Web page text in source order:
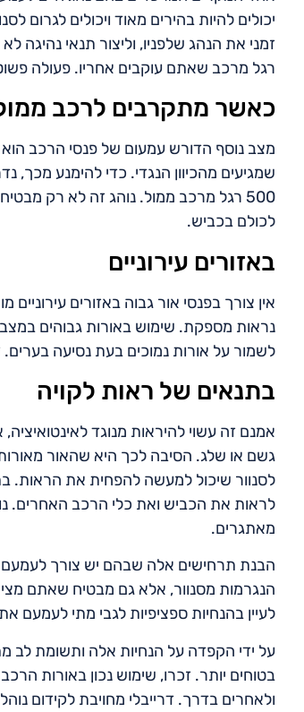
יכולים להיות בהירים מאוד ויכולים לגרום
רגל מרכב שאתם עוקבים אחריו. פעולה
כאשר מתקרבים לרכב
מצב נוסף הדורש עמעום של פנסי הרכב הוא
שמגיעים מהכיוון הנגדי. כדי להימנע
500 רגל מרכב ממול. נוהג זה לא רק מבטיח שאתם מצייתים ל
לכולם בכביש.
באזורים עירוניים
אין צורך בפנסי אור גבוה באזורים
נראות מספקת. שימוש באורות גבוהים
לשמור על אורות נמוכים בעת נסיעה
בתנאים של ראות לקויה
אמנם זה עשוי להיראות מנוגד
גשם או שלג. הסיבה לכך היא שהאור מאורות
לסנוור שיכול למעשה להפחית את הראות.
לראות את הכביש ואת כלי הרכב האחרים.
מאתגרים.
הבנת תרחישים אלה שבהם יש צורך לעמעם
הנגרמות מסנוור, אלא גם מבטיח שאתם
לעיין בהנחיות ספציפיות לגבי מתי לעמעם
על ידי הקפדה על הנחיות אלה ותשומת לב
בטוחים יותר. זכרו, שימוש נכון באורות
ולאחרים בדרך. דרייבלי מחויבת לקידום